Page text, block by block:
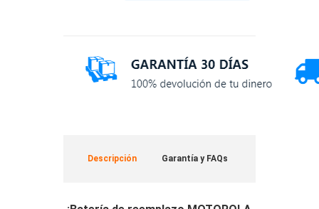
Descripción Garantía y FAQs